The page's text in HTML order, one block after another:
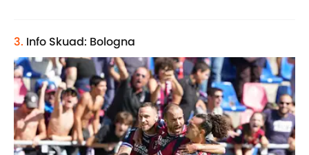
3. Info Skuad: Bologna